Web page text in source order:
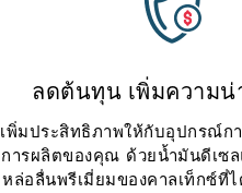
ลดต้นทุน เพิ่มความน่
เพิ่มประสิทธิภาพให้กับอุปกรณ์ก
การผลิตของคุณ ด้วยน้ำมันดีเซ
หล่อลื่นพรีเมี่ยมของคาลเท็กซ์ที่